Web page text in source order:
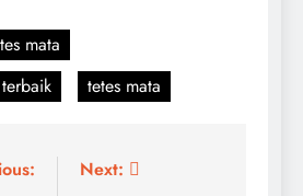
mata
tetes mata
Next: